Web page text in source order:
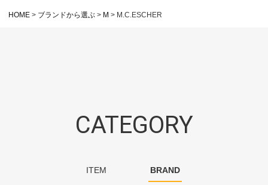
HOME ブランドから選ぶ M M.C.ESCHER
CATEGORY
ITEM BRAND